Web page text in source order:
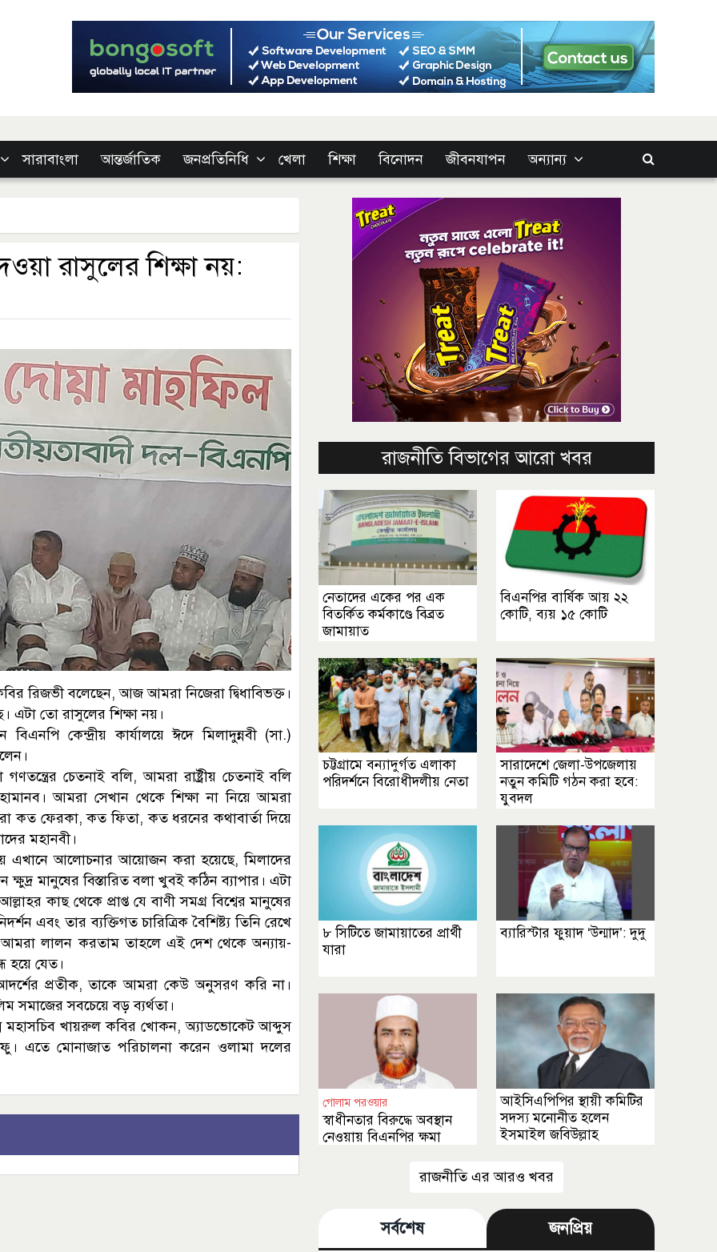
সারাবাংলা আন্তর্জাতিক জনপ্রতিনিধি খেলা শিক্ষা বিনোদন জীবনযাপন অন্যান্য
রাসুলের শিক্ষা নয়:
রিজভী বলেছেন, আজ আমরা নিজেরা দ্বিধাবিভক্ত।
এটা তো রাসুলের শিক্ষা নয়।
কেন্দ্রীয় কার্যালয়ে ঈদে মিলাদুন্নবী (সা.)
চেতনাই বলি, আমরা রাষ্ট্রীয় চেতনাই বলি
আমরা সেখান থেকে শিক্ষা না নিয়ে আমরা
কত ফেরকা, কত ফিতা, কত ধরনের কথাবার্তা দিয়ে
মহানবী।
এখানে আলোচনার আয়োজন করা হয়েছে, মিলাদের
মানুষের বিস্তারিত বলা খুবই কঠিন ব্যাপার। এটা
কাছ থেকে প্রাপ্ত যে বাণী সমগ্র বিশ্বের মানুষের
এবং তার ব্যক্তিগত চারিত্রিক বৈশিষ্ট্য তিনি রেখে
লালন করতাম তাহলে এই দেশ থেকে অন্যায়-
হয়ে যেত।
প্রতীক, তাকে আমরা কেউ অনুসরণ করি না।
সবচেয়ে বড় ব্যর্থতা।
মহাসচিব খায়রুল কবির খোকন, অ্যাডভোকেট আব্দুস
এতে মোনাজাত পরিচালনা করেন ওলামা দলের
রাজনীতি বিভাগের আরো খবর
নেতাদের একের পর এক
বিতর্কিত কর্মকাণ্ডে বিব্রত
জামায়াত
বিএনপির বার্ষিক আয় ২২
কোটি, ব্যয় ১৫ কোটি
চট্টগ্রামে বন্যাদুর্গত এলাকা
পরিদর্শনে বিরোধীদলীয় নেতা
সারাদেশে জেলা-উপজেলায়
নতুন কমিটি গঠন করা হবে:
যুবদল
৮ সিটিতে জামায়াতের প্রার্থী
যারা
ব্যারিস্টার ফুয়াদ ‘উন্মাদ’: দুদু
গোলাম পরওয়ার
স্বাধীনতার বিরুদ্ধে অবস্থান
নেওয়ায় বিএনপির ক্ষমা
আইসিএপিপির স্থায়ী কমিটির
সদস্য মনোনীত হলেন
ইসমাইল জবিউল্লাহ
রাজনীতি এর আরও খবর
সর্বশেষ জনপ্রিয়